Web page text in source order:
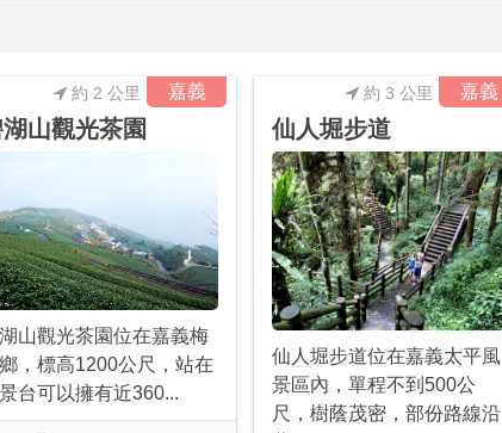
嘉義
約 2 公里
山觀光茶園
山觀光茶園位在嘉義梅
，標高1200公尺，站在
台可以擁有近360...
嘉義
約 3 公里
仙人堀步道
仙人堀步道位在嘉義太平風
景區內，單程不到500公
尺，樹蔭茂密，部份路線沿